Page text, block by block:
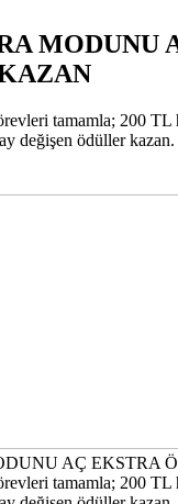
MODUNU
tamamla; 200 TL
değişen ödüller kazan.
AÇ EKSTRA
tamamla; 200 TL